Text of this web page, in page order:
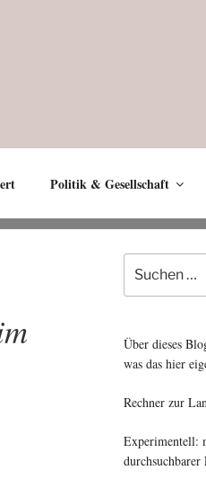
Politik & Gesellschaft
nach:
Über dieses
was das hier
Rechner zur
Experimentell:
durchsuchbarer